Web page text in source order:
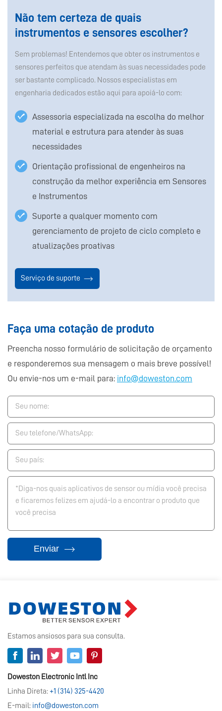
Não tem certeza de quais
instrumentos e sensores escolher?
Sem problemas! Entendemos que obter os instrumentos e
sensores perfeitos que atendam às suas necessidades pode
ser bastante complicado. Nossos especialistas em
engenharia dedicados estão aqui para apoiá-lo com:
Assessoria especializada na escolha do melhor
material e estrutura para atender às suas
necessidades
Orientação profissional de engenheiros na
construção da melhor experiência em Sensores
e Instrumentos
Suporte a qualquer momento com
gerenciamento de projeto de ciclo completo e
atualizações proativas
Serviço de suporte
Faça uma cotação de produto
Preencha nosso formulário de solicitação de orçamento
e responderemos sua mensagem o mais breve possível!
Ou envie-nos um e-mail para: info@doweston.com
Enviar
Estamos ansiosos para sua consulta.
Doweston Electronic Intl Inc
Linha Direta:+1 (314) 325-4420
E-mail: info@doweston.com